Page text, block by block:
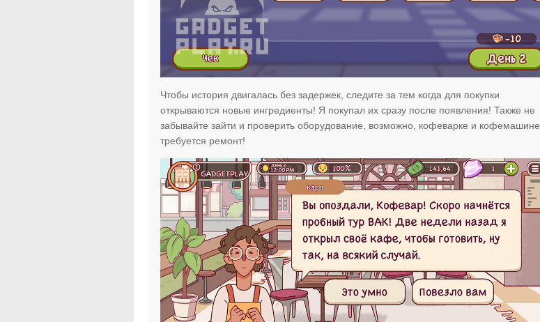
Чтобы история двигалась без задержек, следите за тем когда для покупки
открываются новые ингредиенты! Я покупал их сразу после появления! Также не
забывайте зайти и проверить оборудование, возможно, кофеварке и кофемашине
требуется ремонт!